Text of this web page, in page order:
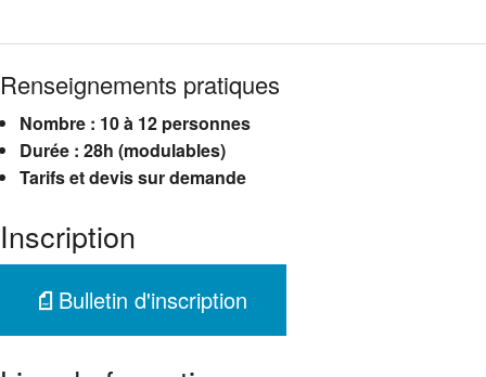
Renseignements pratiques
Nombre : 10 à 12 personnes
Durée : 28h (modulables)
Tarifs et devis sur demande
Inscription
Bulletin d'inscription